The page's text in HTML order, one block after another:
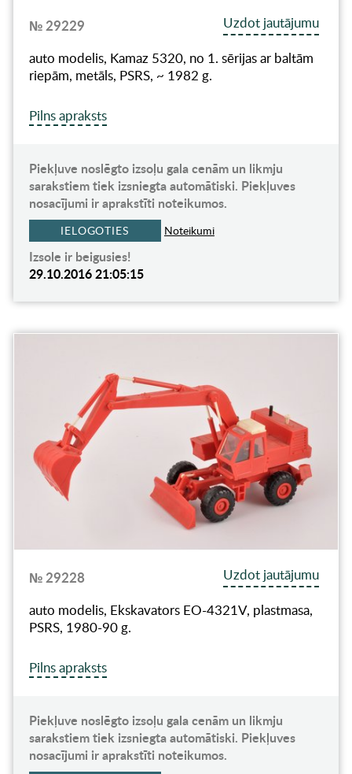
№ 29229
Uzdot jautājumu
auto modelis, Kamaz 5320, no 1. sērijas ar baltām
riepām, metāls, PSRS, ~ 1982 g.
Pilns apraksts
Piekļuve noslēgto izsoļu gala cenām un likmju
sarakstiem tiek izsniegta automātiski. Piekļuves
nosacījumi ir aprakstīti noteikumos.
IELOGOTIES Noteikumi
Izsole ir beigusies!
29.10.2016 21:05:15
№ 29228
Uzdot jautājumu
auto modelis, Ekskavators EО-4321V, plastmasa,
PSRS, 1980-90 g.
Pilns apraksts
Piekļuve noslēgto izsoļu gala cenām un likmju
sarakstiem tiek izsniegta automātiski. Piekļuves
nosacījumi ir aprakstīti noteikumos.